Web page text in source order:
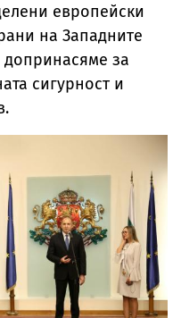
европейски
на Западните
за
сигурност и